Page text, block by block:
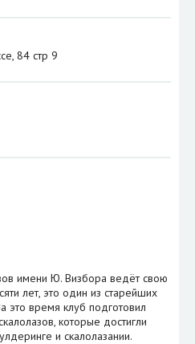
84 стр 9
имени Ю. Визбора ведёт свою
лет, это один из старейших
это время клуб подготовил
которые достигли
и скалолазании.